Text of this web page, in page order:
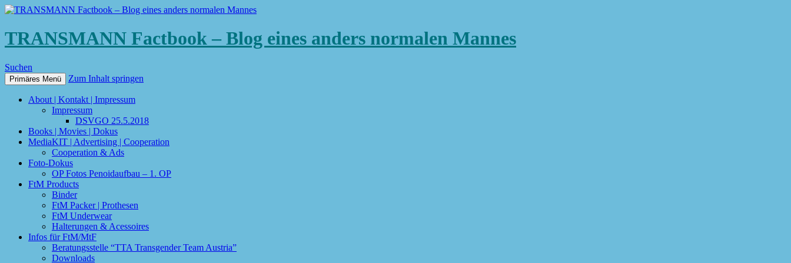
TRANSMANN Factbook – Blog eines anders normalen Mannes
Suchen
Primäres Menü Zum Inhalt springen
About | Kontakt | Impressum
Impressum
DSVGO 25.5.2018
Books | Movies | Dokus
MediaKIT | Advertising | Cooperation
Cooperation & Ads
Foto-Dokus
OP Fotos Penoidaufbau – 1. OP
FtM Products
Binder
FtM Packer | Prothesen
FtM Underwear
Halterungen & Acessoires
Infos für FtM/MtF
Beratungsstelle “TTA Transgender Team Austria”
Downloads